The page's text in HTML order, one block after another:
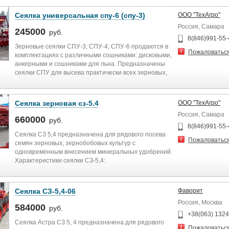
Сеялка универсальная спу-6 (спу-3)
245000 руб.
Зерновые сеялки СПУ-3; СПУ-4; СПУ-6 продаются в
комплектациях с различными сошниками: дисковыми,
анкерными и сошниками для льна. Предназначены
сеялки СПУ для высева практически всех зерновых,
Ширина захвата от 3 до 6м
Емкость бункеров 500 л (2х500л)
Осуществляем гарантийное обслуживание и
доставку в любую точку России.
Гарантия! Качество! Доставка!
ООО "ТехАгро"
Россия, Самара
8(846)991-55-
Сеялка зерновая сз-5.4
660000 руб.
Сеялка СЗ 5,4 предназначена для рядового посева
семян зерновых, зернобобовых культур с
одновременным внесением минеральных удобрений.
Характеристики сеялки СЗ-5,4:
Количество рядков шт. 36 (72)
Норми высева: кг/га
- для семян 15-400
- для удобрений 25-200
Глубина заделки семян и удобрений мм 40-80; (30-
ООО "ТехАгро"
Россия, Самара
8(846)991-55-
Сеялка СЗ-5,4-06
584000 руб.
Сеялка Астра СЗ 5, 4 предназначена для рядового
Фаворит
Россия, Москва
+38(063)